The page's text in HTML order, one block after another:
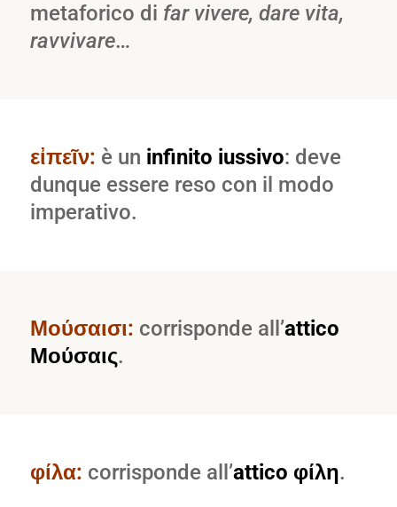
metaforico di far vivere, dare vita,
ravvivare…
εἰπεῖν: è un infinito iussivo: deve
dunque essere reso con il modo
imperativo.
Μούσαισι: corrisponde all’attico
Μούσαις.
φίλα: corrisponde all’attico φίλη.